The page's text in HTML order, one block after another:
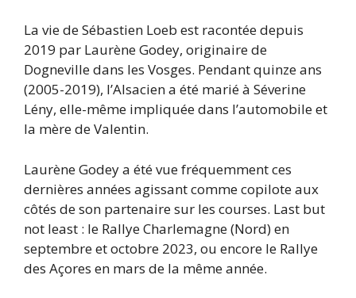
La vie de Sébastien Loeb est racontée depuis
2019 par Laurène Godey, originaire de
Dogneville dans les Vosges. Pendant quinze ans
(2005-2019), l’Alsacien a été marié à Séverine
Lény, elle-même impliquée dans l’automobile et
la mère de Valentin.
Laurène Godey a été vue fréquemment ces
dernières années agissant comme copilote aux
côtés de son partenaire sur les courses. Last but
not least : le Rallye Charlemagne (Nord) en
septembre et octobre 2023, ou encore le Rallye
des Açores en mars de la même année.